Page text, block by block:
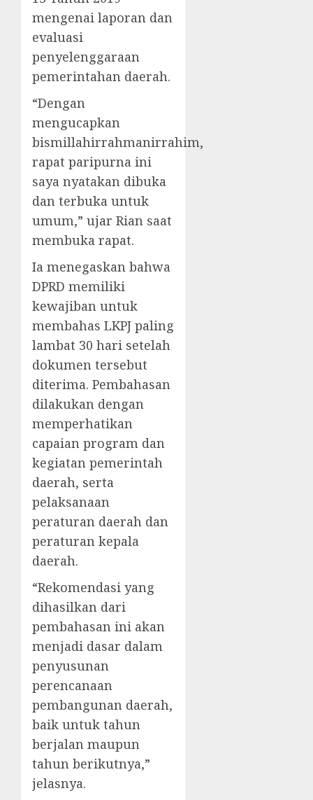
mengenai laporan dan
evaluasi
penyelenggaraan
pemerintahan daerah.
“Dengan
mengucapkan
bismillahirrahmanirrahim,
rapat paripurna ini
saya nyatakan dibuka
dan terbuka untuk
umum,” ujar Rian saat
membuka rapat.
Ia menegaskan bahwa
DPRD memiliki
kewajiban untuk
membahas LKPJ paling
lambat 30 hari setelah
dokumen tersebut
diterima. Pembahasan
dilakukan dengan
memperhatikan
capaian program dan
kegiatan pemerintah
daerah, serta
pelaksanaan
peraturan daerah dan
peraturan kepala
daerah.
“Rekomendasi yang
dihasilkan dari
pembahasan ini akan
menjadi dasar dalam
penyusunan
perencanaan
pembangunan daerah,
baik untuk tahun
berjalan maupun
tahun berikutnya,”
jelasnya.